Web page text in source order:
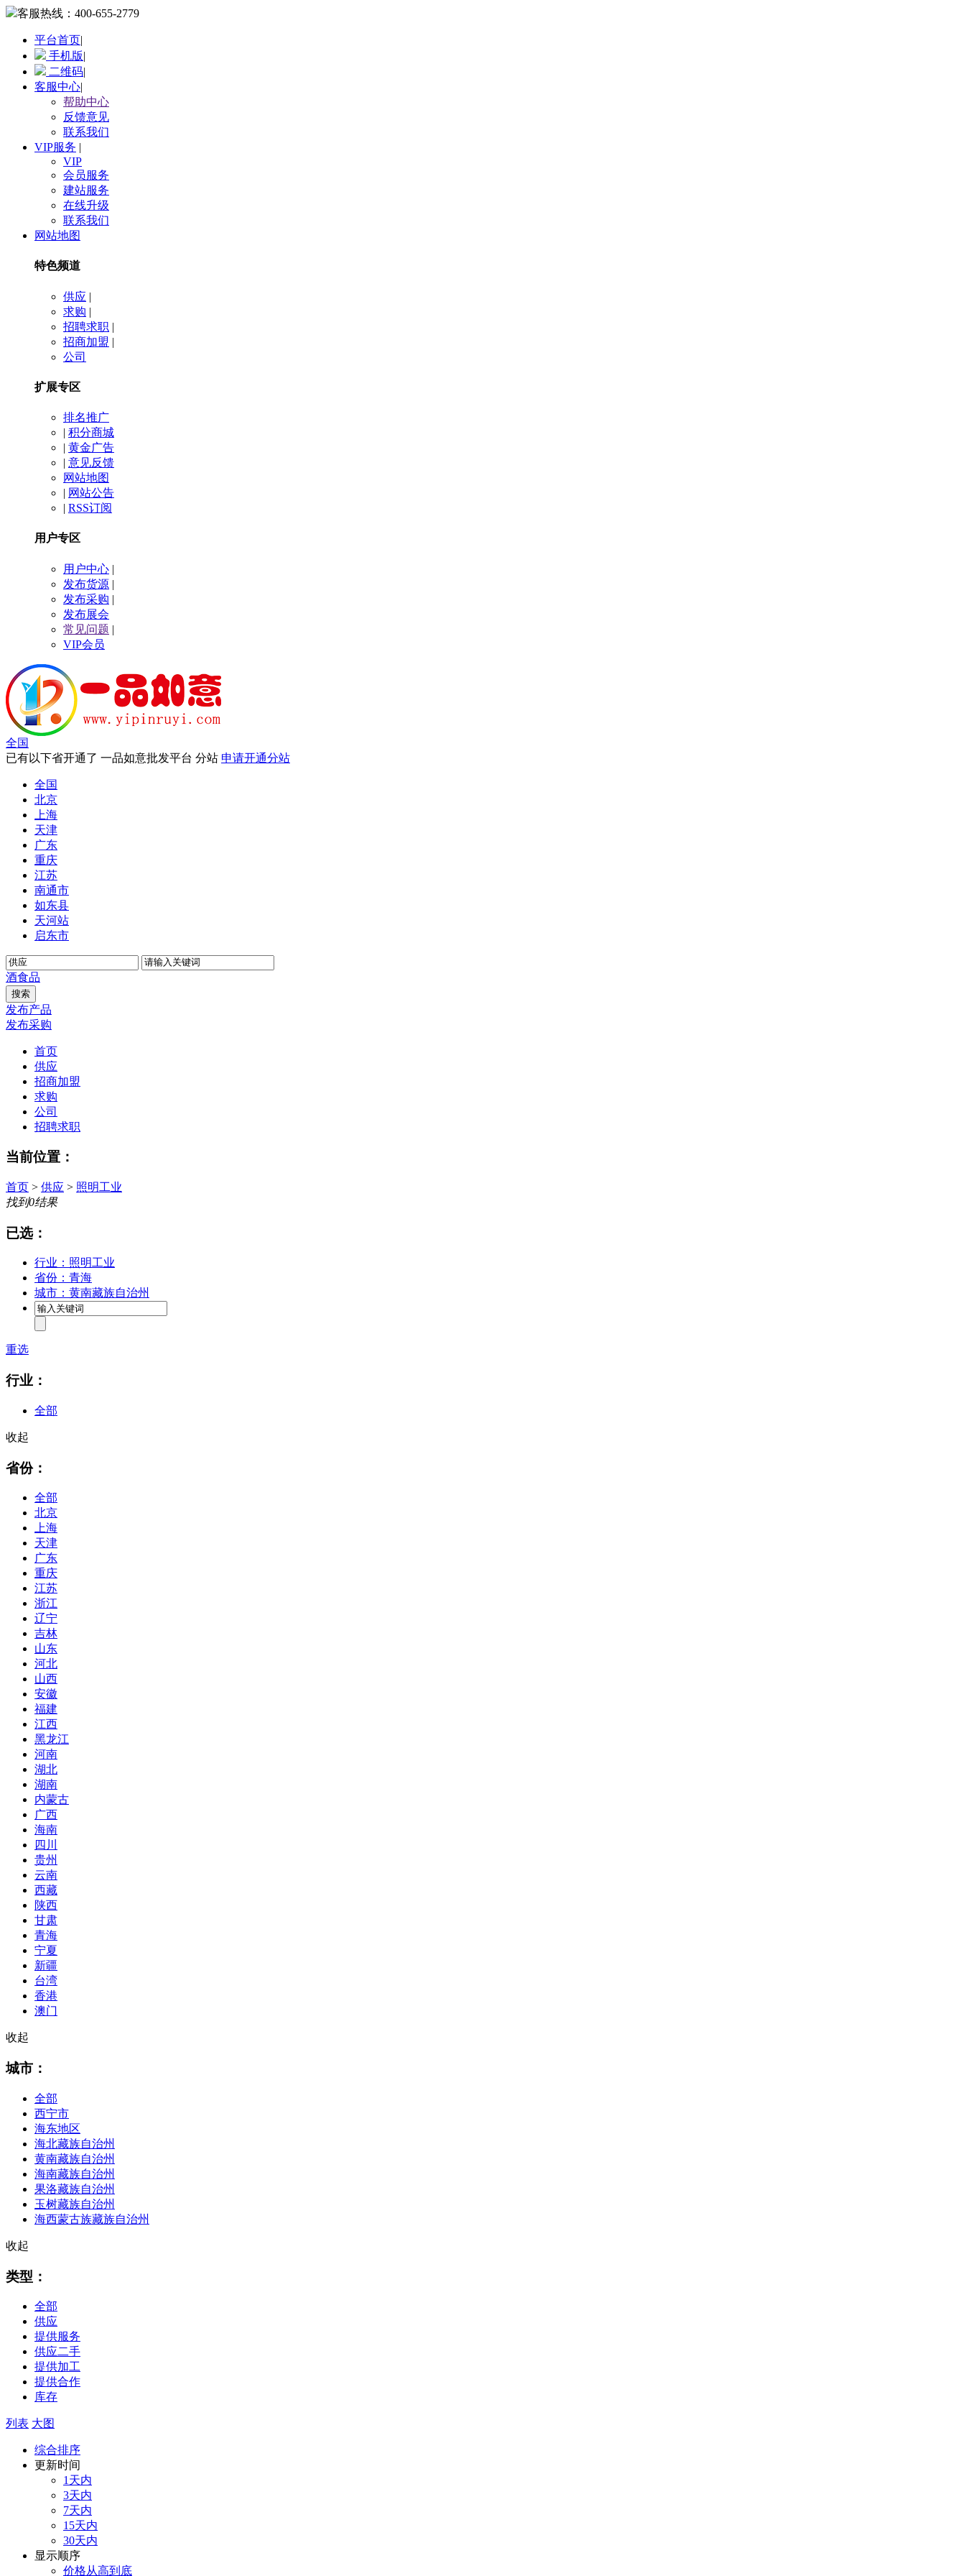
客服热线： 400-655-2779
平台首页|
手机版|
二维码|
客服中心|
帮助中心
反馈意见
联系我们
VIP服务 |
VIP
会员服务
建站服务
在线升级
联系我们
网站地图
特色频道
供应 |
求购 |
招聘求职 |
招商加盟 |
公司
扩展专区
排名推广
| 积分商城
| 黄金广告
| 意见反馈
网站地图
| 网站公告
| RSS订阅
用户专区
用户中心 |
发布货源 |
发布采购 |
发布展会
常见问题 |
VIP会员
全国
已有以下省开通了 一品如意批发平台 分站 申请开通分站
全国
北京
上海
天津
广东
重庆
江苏
南通市
如东县
天河站
启东市
酒食品
发布产品
发布采购
首页
供应
招商加盟
求购
公司
招聘求职
当前位置：
首页 > 供应 > 照明工业
找到0结果
已选：
行业：照明工业
省份：青海
城市：黄南藏族自治州
重选
行业：
全部
收起
省份：
全部
北京
上海
天津
广东
重庆
江苏
浙江
辽宁
吉林
山东
河北
山西
安徽
福建
江西
黑龙江
河南
湖北
湖南
内蒙古
广西
海南
四川
贵州
云南
西藏
陕西
甘肃
青海
宁夏
新疆
台湾
香港
澳门
收起
城市：
全部
西宁市
海东地区
海北藏族自治州
黄南藏族自治州
海南藏族自治州
果洛藏族自治州
玉树藏族自治州
海西蒙古族藏族自治州
收起
类型：
全部
供应
提供服务
供应二手
提供加工
提供合作
库存
列表 大图
综合排序
更新时间
1天内
3天内
7天内
15天内
30天内
显示顺序
价格从高到底